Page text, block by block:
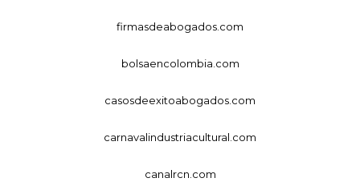
firmasdeabogados.com
bolsaencolombia.com
casosdeexitoabogados.com
carnavalindustriacultural.com
canalrcn.com